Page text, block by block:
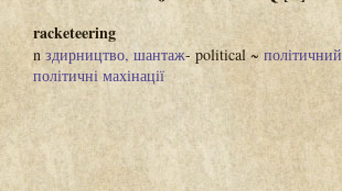
racketeering
n здирництво, шантаж- political ~
політичні махінації